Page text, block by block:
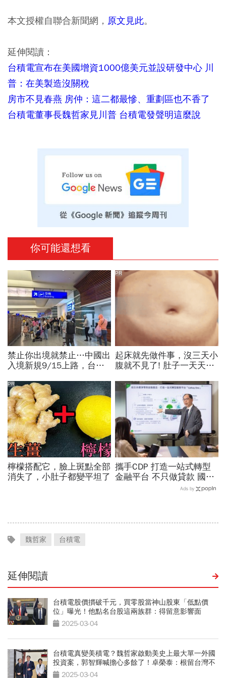
本文授權自聯合新聞網， 原文見此。
延伸閱讀：
台積電宣布在美國增資1000億美元並設研發中心 川
普：在美製造沒關稅
房市不見春燕 房仲：這二都最慘、重劃區也不香了
台積電董事長魏哲家見川普 台積電發聲明這麼說
你可能還想看
禁止你出境就禁止…中國出
入境新規9/15上路，台灣
職業特別注意：前例在這
起床就先做件事，沒三天小
腹就不見了! 肚子一天天變
PR
檸檬搭配它，臉上斑點全部
消失了，小肚子都變平坦了
PR
攜手CDP 打造一站式轉型
金融平台 不只做貸款 國泰
世華化身減碳顧問Ads by
魏哲家 台積電
延伸閱讀
台積電股價摜破千元，買零股當神山股東「低點價
位」曝光！他點名台股這兩族群：得留意影響面
2025-03-04
台積電真變美積電？魏哲家啟動美史上最大單一外國
投資案，郭智輝喊擔心多餘了！卓榮泰：根留台灣不
變 2025-03-04